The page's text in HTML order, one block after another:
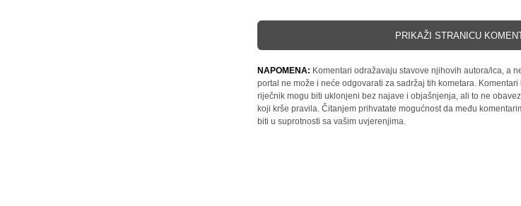
PRIKAŽI STRANICU
NAPOMENA: Komentari odražavaju stavove njihovih autora/ica, a
portal ne može i neće odgovarati za sadržaj tih kometara.
riječnik mogu biti uklonjeni bez najave i objašnjenja, ali to ne
koji krše pravila. Čitanjem prihvatate mogućnost da među
biti u suprotnosti sa vašim uvjerenjima.